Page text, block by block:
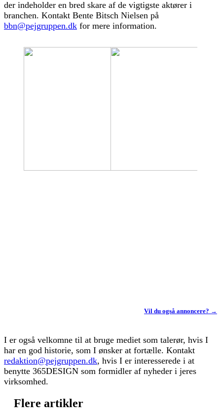
der indeholder en bred skare af de vigtigste aktører i
branchen. Kontakt Bente Bitsch Nielsen på
bbn@pejgruppen.dk for mere information.
Vil du også annoncere? →
I er også velkomne til at bruge mediet som talerør, hvis I
har en god historie, som I ønsker at fortælle. Kontakt
redaktion@pejgruppen.dk, hvis I er interesserede i at
benytte 365DESIGN som formidler af nyheder i jeres
virksomhed.
Flere artikler